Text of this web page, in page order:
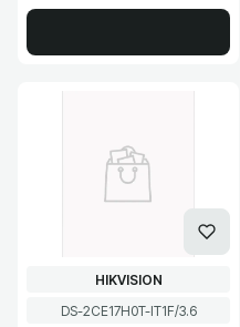
Kod produktu
DS-2CE17H0T-IT1F/3.6
PRODUCENT
HIKVISION